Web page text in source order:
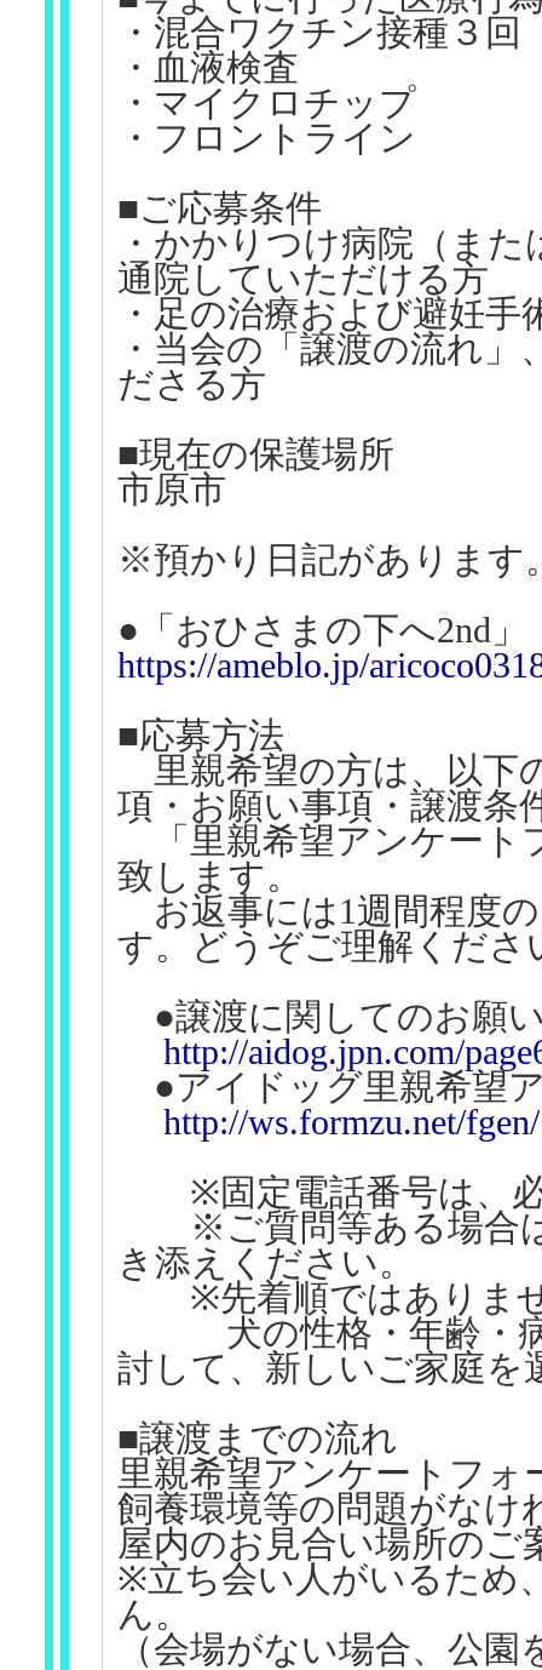
・混合ワクチン接種３回
・血液検査
・マイクロチップ
・フロントライン
■ご応募条件
・かかりつけ病院（ま
通院していただける方
・足の治療および避妊
・当会の「譲渡の流れ
ださる方
■現在の保護場所
市原市
※預かり日記があります
●「おひさまの下へ2nd」
https://ameblo.jp/
■応募方法
里親希望の方は、以下
項・お願い事項・譲渡条
「里親希望アンケート
致します。
お返事には1週間程度
す。どうぞご理解くださ
●譲渡に関してのお願
http://aidog.jpn.com/
●アイドッグ里親希望
http://ws.formzu.net/
※固定電話番号は、必
※ご質問等ある場合は
き添えください。
※先着順ではありま
犬の性格・年齢・病
討して、新しいご家庭
■譲渡までの流れ
里親希望アンケートフ
飼養環境等の問題がなけ
屋内のお見合い場所の
※立ち会い人がいるため
ん。
（会場がない場合、公